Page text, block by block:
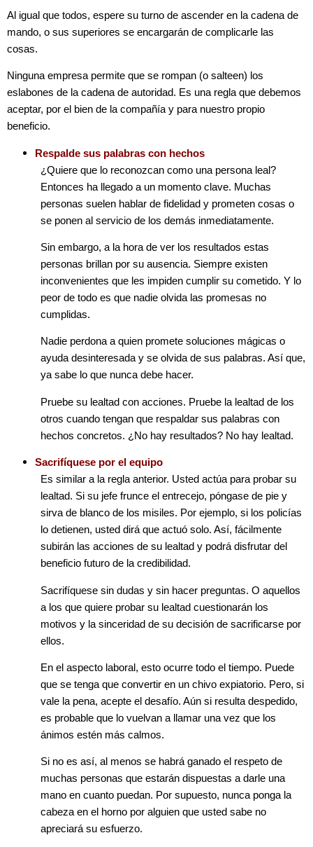
Al igual que todos, espere su turno de ascender en la cadena de
mando, o sus superiores se encargarán de complicarle las
cosas.
Ninguna empresa permite que se rompan (o salteen) los
eslabones de la cadena de autoridad. Es una regla que debemos
aceptar, por el bien de la compañía y para nuestro propio
beneficio.
Respalde sus palabras con hechos
¿Quiere que lo reconozcan como una persona leal?
Entonces ha llegado a un momento clave. Muchas
personas suelen hablar de fidelidad y prometen cosas o
se ponen al servicio de los demás inmediatamente.
Sin embargo, a la hora de ver los resultados estas
personas brillan por su ausencia. Siempre existen
inconvenientes que les impiden cumplir su cometido. Y lo
peor de todo es que nadie olvida las promesas no
cumplidas.
Nadie perdona a quien promete soluciones mágicas o
ayuda desinteresada y se olvida de sus palabras. Así que,
ya sabe lo que nunca debe hacer.
Pruebe su lealtad con acciones. Pruebe la lealtad de los
otros cuando tengan que respaldar sus palabras con
hechos concretos. ¿No hay resultados? No hay lealtad.
Sacrifíquese por el equipo
Es similar a la regla anterior. Usted actúa para probar su
lealtad. Si su jefe frunce el entrecejo, póngase de pie y
sirva de blanco de los misiles. Por ejemplo, si los policías
lo detienen, usted dirá que actuó solo. Así, fácilmente
subirán las acciones de su lealtad y podrá disfrutar del
beneficio futuro de la credibilidad.
Sacrifíquese sin dudas y sin hacer preguntas. O aquellos
a los que quiere probar su lealtad cuestionarán los
motivos y la sinceridad de su decisión de sacrificarse por
ellos.
En el aspecto laboral, esto ocurre todo el tiempo. Puede
que se tenga que convertir en un chivo expiatorio. Pero, si
vale la pena, acepte el desafío. Aún si resulta despedido,
es probable que lo vuelvan a llamar una vez que los
ánimos estén más calmos.
Si no es así, al menos se habrá ganado el respeto de
muchas personas que estarán dispuestas a darle una
mano en cuanto puedan. Por supuesto, nunca ponga la
cabeza en el horno por alguien que usted sabe no
apreciará su esfuerzo.